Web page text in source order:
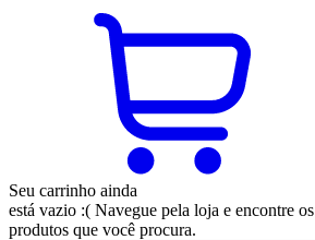
Seu carrinho ainda
está vazio :( Navegue pela loja e encontre os
produtos que você procura.